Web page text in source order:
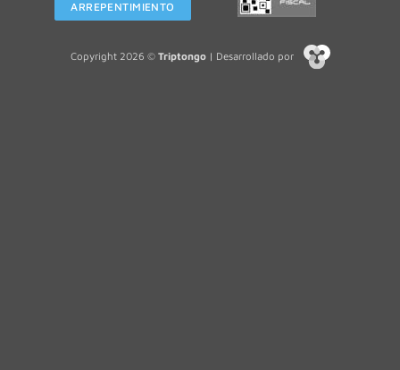
ARREPENTIMIENTO
Copyright 2026 © Triptongo| Desarrollado por